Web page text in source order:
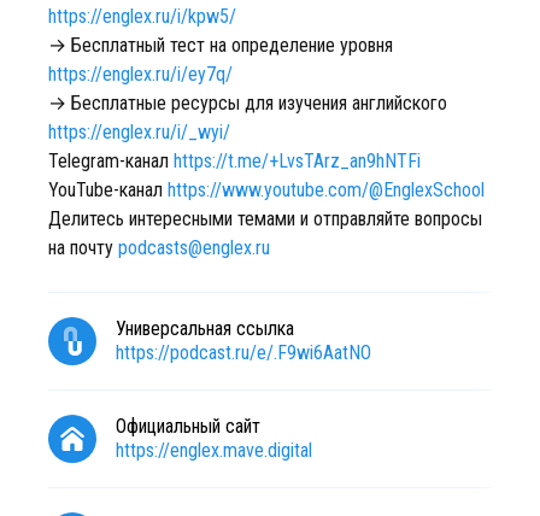
https://englex.ru/i/kpw5/
→ Бесплатный тест на определение уровня
https://englex.ru/i/ey7q/
→ Бесплатные ресурсы для изучения английского
https://englex.ru/i/_wyi/
Telegram-канал https://t.me/+LvsTArz_an9hNTFi
YouTube-канал https://www.youtube.com/@EnglexSchool
Делитесь интересными темами и отправляйте вопросы
на почту podcasts@englex.ru
Универсальная ссылка
https://podcast.ru/e/.F9wi6AatNO
Официальный сайт
https://englex.mave.digital